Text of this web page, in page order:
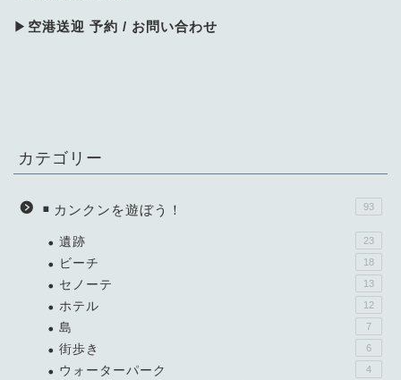
▶ 空港送迎 予約 / お問い合わせ
カテゴリー
カンクンを遊ぼう！ 93
遺跡 23
ビーチ 18
セノーテ 13
ホテル 12
島 7
街歩き 6
ウォーターパーク 4